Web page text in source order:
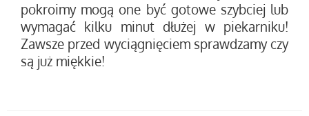
pokroimy mogą one być gotowe szybciej lub
wymagać kilku minut dłużej w piekarniku!
Zawsze przed wyciągnięciem sprawdzamy czy
są już miękkie!